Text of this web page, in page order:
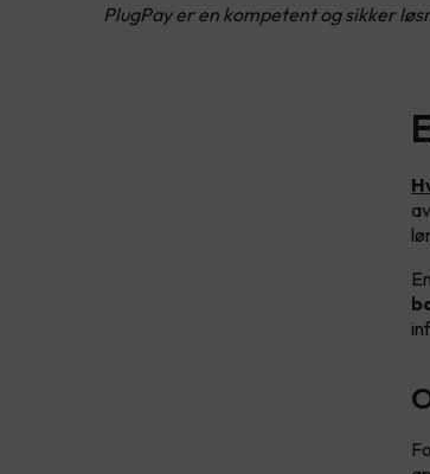
PlugPay er en kompetent og sikker